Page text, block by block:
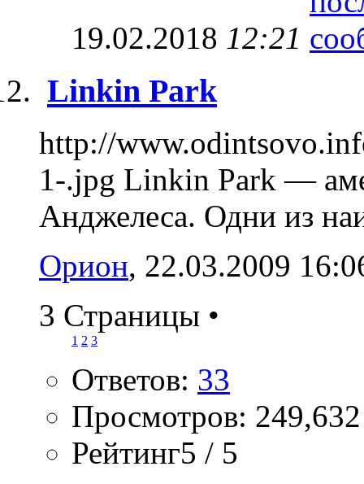
19.02.2018 12:21
Linkin Park
http://
1-.jpg Linkin Park —
Анджелеса. Одни из
Орион, 22.03.2009
3 Страницы •
1 2 3
Ответов: 33
Просмотров: 249,632
Рейтинг5 / 5